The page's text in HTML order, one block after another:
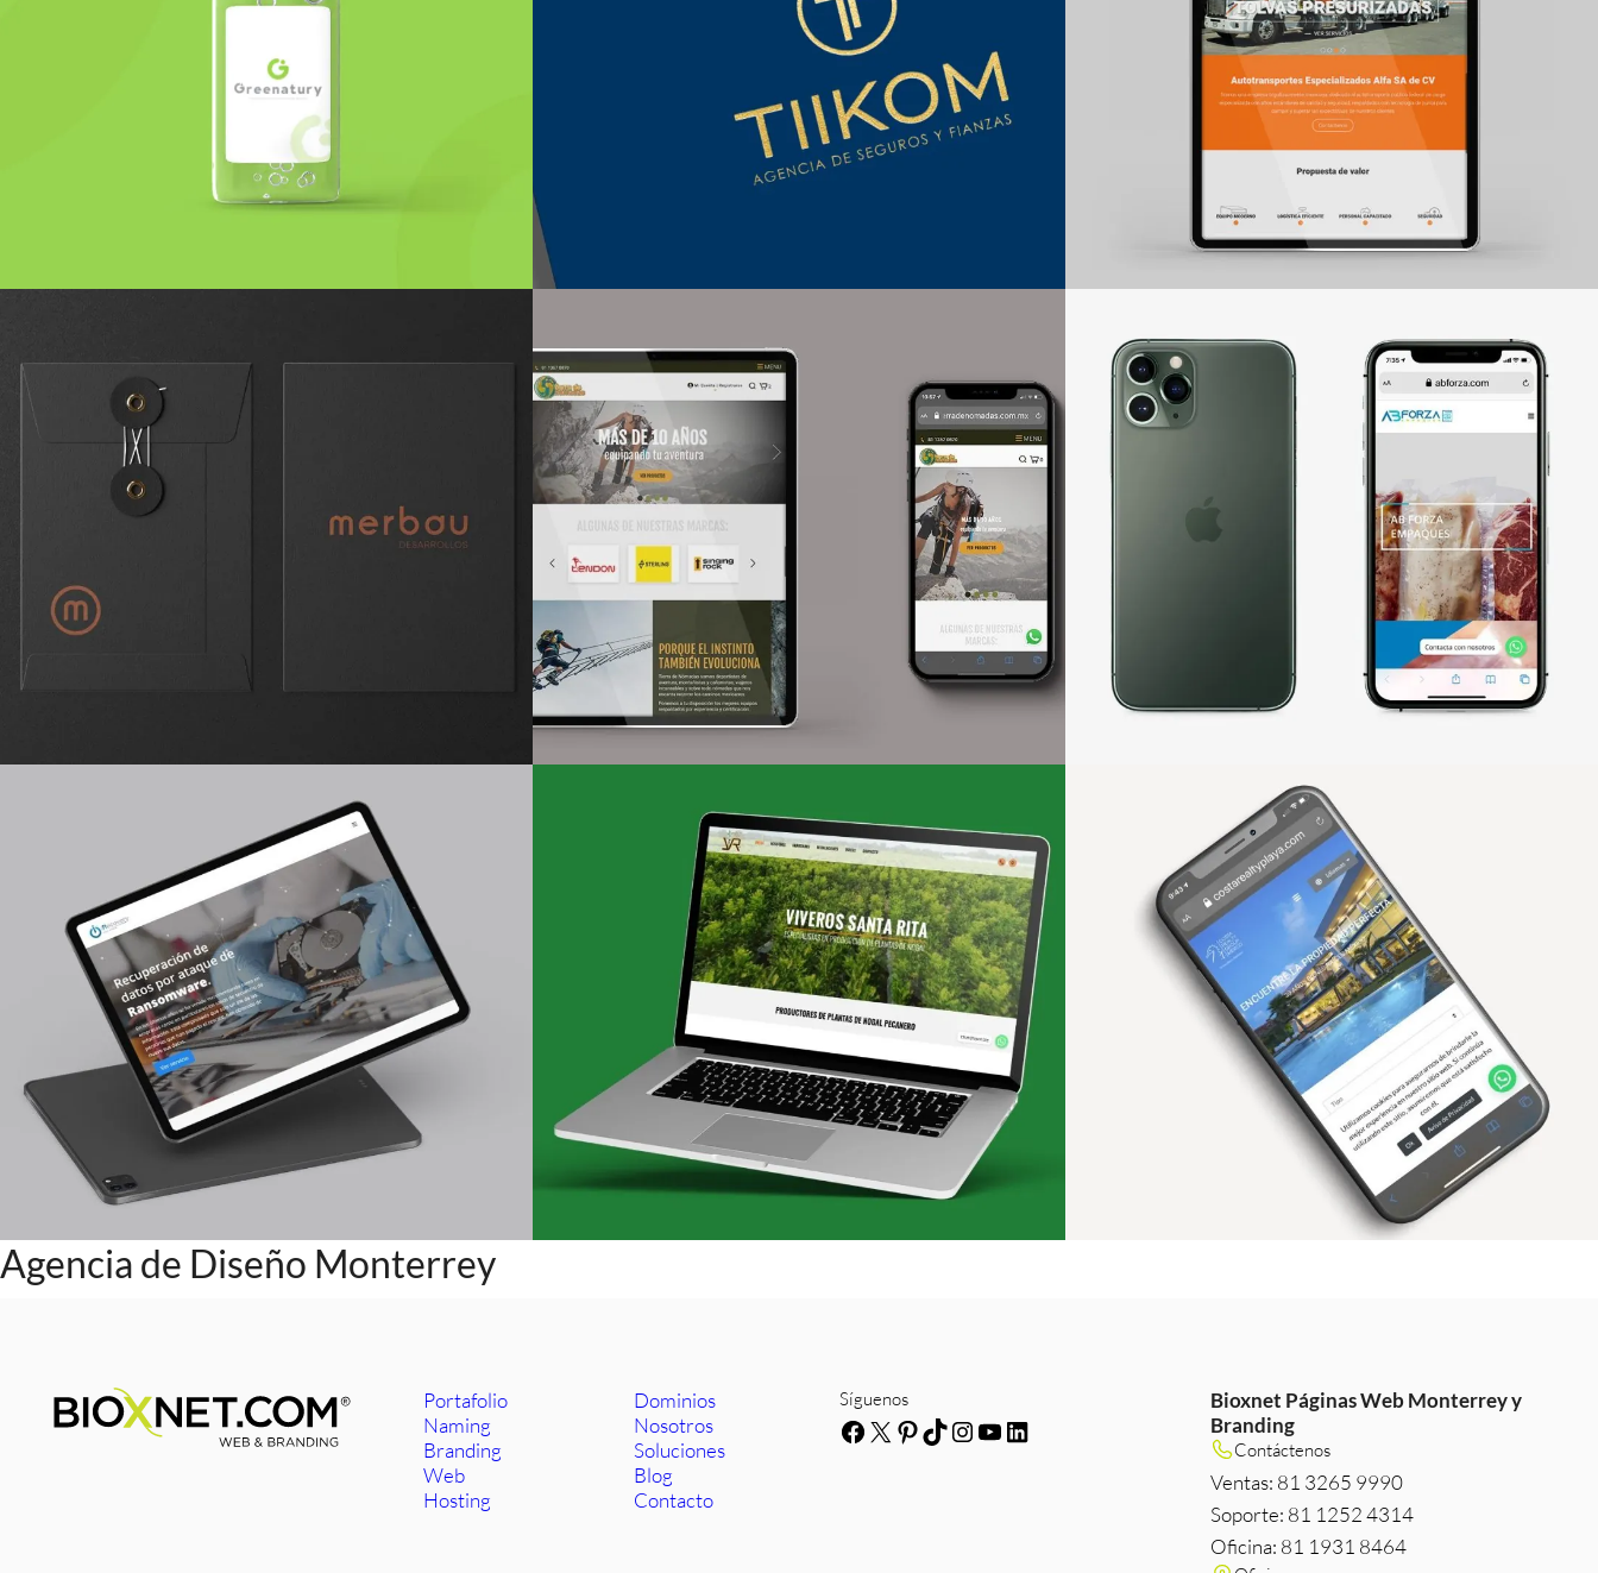
Agencia de Diseño Monterrey
Portafolio
Naming
Branding
Web
Hosting
Dominios
Nosotros
Soluciones
Blog
Contacto
Síguenos
Facebook
X Pinterest
TikTok
Instagram
YouTube
LinkedIn
Bioxnet Páginas Web Monterrey y
Branding
Contáctenos
Ventas: 81 3265 9990
Soporte: 81 1252 4314
Oficina: 81 1931 8464